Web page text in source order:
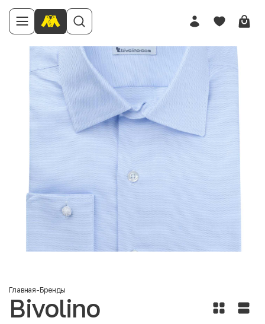
Главная-Бренды
Bivolino